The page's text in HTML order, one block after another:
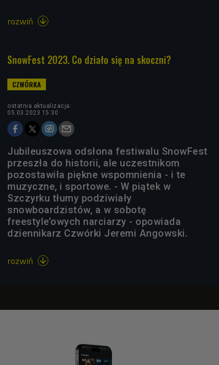
rozwiń 
SnowFest 2023. Co działo się na skoczni?
ostatnia aktualizacja:
05.03.2023 15:30
Jubileuszowa odsłona festiwalu SnowFest
przeszła do historii, ale uczestnikom
pozostawiła piękne wspomnienia - i te
muzyczne, i sportowe. - W piątek w
Szczyrku tłumy podziwiały
snowboardzistów, a w sobotę
freestyle’owych narciarzy - opowiada
dziennikarz Czwórki Jeremi Angowski.
rozwiń 